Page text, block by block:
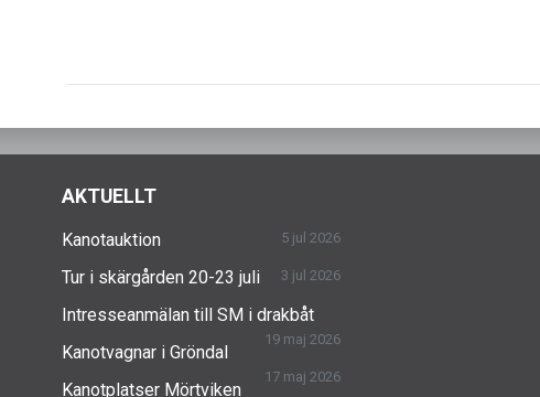
AKTUELLT
Kanotauktion 5 jul 2026
Tur i skärgården 20-23 juli 3 jul 2026
Intresseanmälan till SM i drakbåt
19 maj 2026
Kanotvagnar i Gröndal
17 maj 2026
Kanotplatser Mörtviken